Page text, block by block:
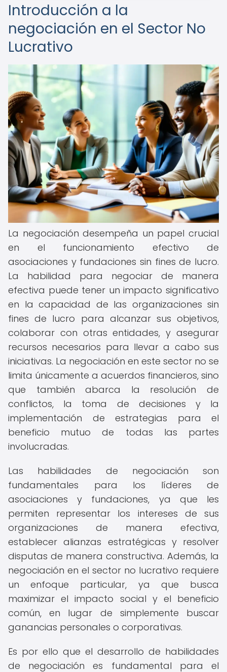
Introducción a la
negociación en el Sector No
Lucrativo
La negociación desempeña un papel crucial
en el funcionamiento efectivo de
asociaciones y fundaciones sin fines de lucro.
La habilidad para negociar de manera
efectiva puede tener un impacto significativo
en la capacidad de las organizaciones sin
fines de lucro para alcanzar sus objetivos,
colaborar con otras entidades, y asegurar
recursos necesarios para llevar a cabo sus
iniciativas. La negociación en este sector no se
limita únicamente a acuerdos financieros, sino
que también abarca la resolución de
conflictos, la toma de decisiones y la
implementación de estrategias para el
beneficio mutuo de todas las partes
involucradas.
Las habilidades de negociación son
fundamentales para los líderes de
asociaciones y fundaciones, ya que les
permiten representar los intereses de sus
organizaciones de manera efectiva,
establecer alianzas estratégicas y resolver
disputas de manera constructiva. Además, la
negociación en el sector no lucrativo requiere
un enfoque particular, ya que busca
maximizar el impacto social y el beneficio
común, en lugar de simplemente buscar
ganancias personales o corporativas.
Es por ello que el desarrollo de habilidades
de negociación es fundamental para el